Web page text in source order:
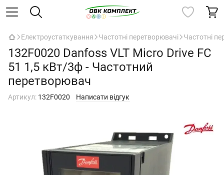
Електроустаткування Частотні перетворювачі Частотні
132F0020 Danfoss VLT Micro Drive FC
51 1,5 кВт/3ф - Частотний
перетворювач
Артикул: 132F0020 Написати відгук